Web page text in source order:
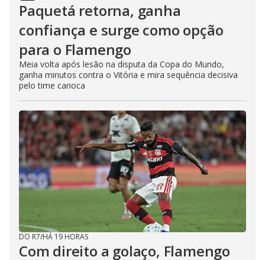
Paquetá retorna, ganha
confiança e surge como opção
para o Flamengo
Meia volta após lesão na disputa da Copa do Mundo,
ganha minutos contra o Vitória e mira sequência decisiva
pelo time carioca
DO R7/HÁ 19 HORAS
Com direito a golaço, Flamengo